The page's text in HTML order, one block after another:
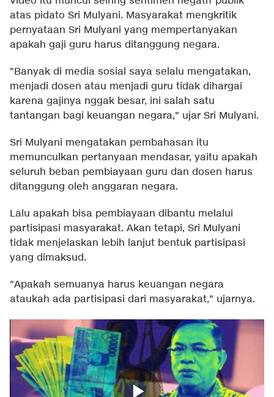
atas pidato Sri Mulyani. Masyarakat mengkritik
pernyataan Sri Mulyani yang mempertanyakan
apakah gaji guru harus ditanggung negara.
"Banyak di media sosial saya selalu mengatakan,
menjadi dosen atau menjadi guru tidak dihargai
karena gajinya nggak besar, ini salah satu
tantangan bagi keuangan negara," ujar Sri Mulyani.
Sri Mulyani mengatakan pembahasan itu
memunculkan pertanyaan mendasar, yaitu apakah
seluruh beban pembiayaan guru dan dosen harus
ditanggung oleh anggaran negara.
Lalu apakah bisa pembiayaan dibantu melalui
partisipasi masyarakat. Akan tetapi, Sri Mulyani
tidak menjelaskan lebih lanjut bentuk partisipasi
yang dimaksud.
"Apakah semuanya harus keuangan negara
ataukah ada partisipasi dari masyarakat," ujarnya.